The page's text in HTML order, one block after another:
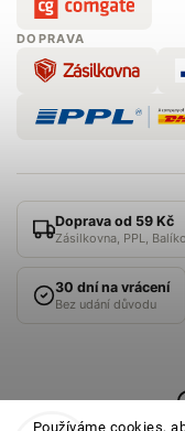
Používáme cookies,
DOPRAVA
Doprava od 59 Kč
Zásilkovna, PPL,
30 dní na vrácení
Bez udání důvodu